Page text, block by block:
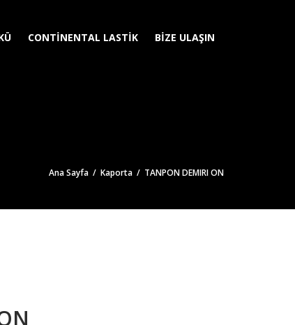
CONTINENTAL LASTIK BIZE ULAŞIN
Ana Sayfa / Kaporta / TANPON DEMIRI ON